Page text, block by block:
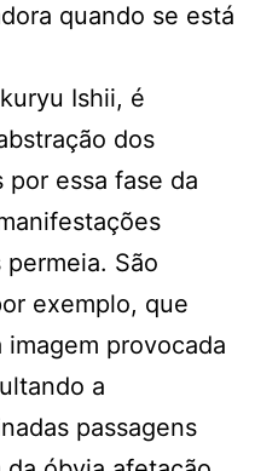
quando se está
Ishii, é
dos
por essa fase da
São
exemplo, que
provocada
a
passagens